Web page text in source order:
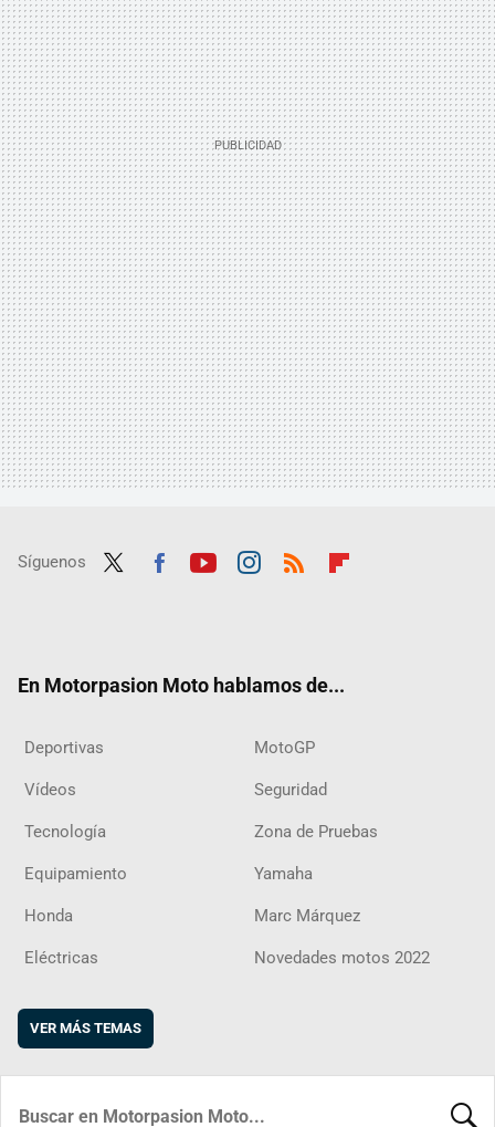
Síguenos
En Motorpasion Moto hablamos de...
Deportivas MotoGP
Vídeos Seguridad
Tecnología Zona de Pruebas
Equipamiento Yamaha
Honda Marc Márquez
Eléctricas Novedades motos 2022
VER MÁS TEMAS